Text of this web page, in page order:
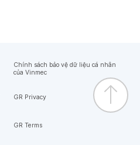
Chính sách bảo vệ dữ liệu cá nhân
của Vinmec
GR Privacy
GR Terms